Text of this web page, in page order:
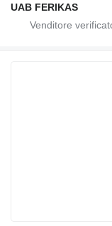
UAB FERIKAS